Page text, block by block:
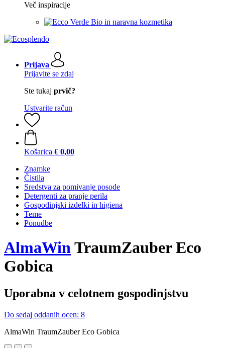
Več inspiracije
Bio in naravna kozmetika
Prijava
Prijavite se zdaj
Ste tukaj prvič?
Ustvarite račun
Košarica € 0,00
Znamke
Čistila
Sredstva za pomivanje posode
Detergenti za pranje perila
Gospodinjski izdelki in higiena
Teme
Ponudbe
AlmaWinTraumZauber Eco
Gobica
Uporabna v celotnem gospodinjstvu
Do sedaj oddanih ocen: 8
AlmaWin TraumZauber Eco Gobica